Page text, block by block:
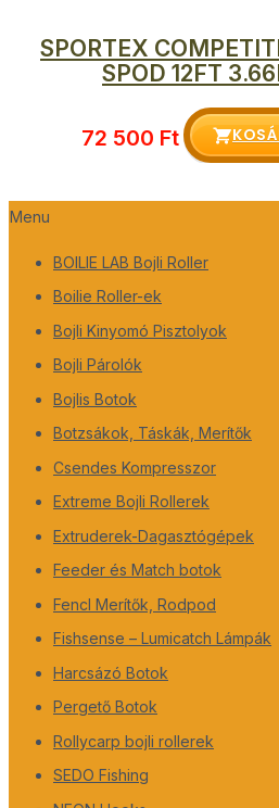
Menu
BOILIE LAB Bojli Roller
Boilie Roller-ek
Bojli Kinyomó Pisztolyok
Bojli Párolók
Bojlis Botok
Botzsákok, Táskák, Merítők
Csendes Kompresszor
Extreme Bojli Rollerek
Extruderek-Dagasztógépek
Feeder és Match botok
Fencl Merítők, Rodpod
Fishsense – Lumicatch Lámpák
Harcsázó Botok
Pergető Botok
Rollycarp bojli rollerek
SEDO Fishing
SPORTEX
SPOD 12FT
72 500 Ft